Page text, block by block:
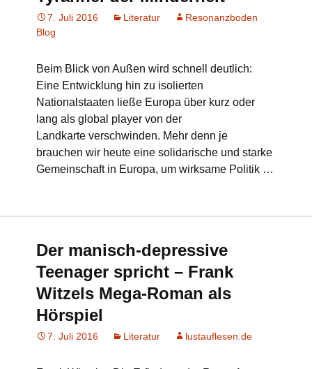
7. Juli 2016 Literatur
Resonanzboden
Blog
Beim Blick von Außen wird schnell deutlich:
Eine Entwicklung hin zu isolierten
Nationalstaaten ließe Europa über kurz oder
lang als global player von der
Landkarte verschwinden. Mehr denn je
brauchen wir heute eine solidarische und starke
Gemeinschaft in Europa, um wirksame Politik …
Der manisch-depressive
Teenager spricht – Frank
Witzels Mega-Roman als
Hörspiel
7. Juli 2016 Literatur lustauflesen.de